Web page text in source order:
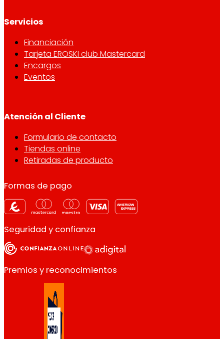
Servicios
Financiación
Tarjeta EROSKI club Mastercard
Encargos
Eventos
Atención al Cliente
Formulario de contacto
Tiendas online
Retiradas de producto
Formas de pago
Seguridad y confianza
Premios y reconocimientos